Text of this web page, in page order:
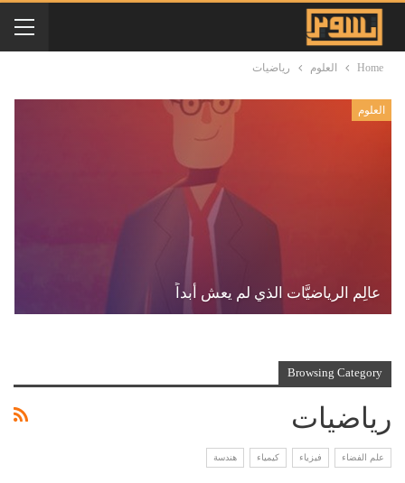
Home العلوم رياضيات
العلوم
عالِم الرياضيَّات الذي لم يعش أبداً
Browsing Category
رياضيات
علم الفضاء فيزياء كيمياء هندسة